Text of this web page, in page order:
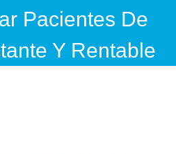
Pacientes De
Y Rentable